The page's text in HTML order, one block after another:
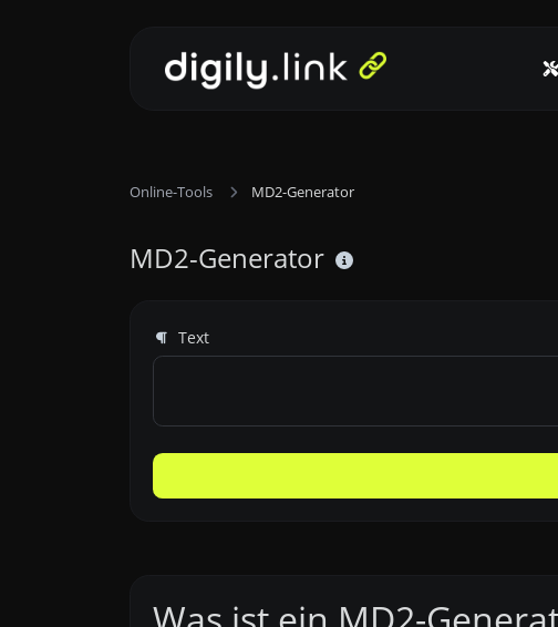
Online-Tools MD2-Generator
MD2-Generator
Text